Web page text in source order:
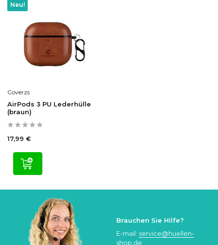
Neu!
Coverzs
AirPods 3 PU Lederhülle
(braun)
17,99 €
Brauchen Sie Hilfe?
E-mail: service@huellen-
shop.de